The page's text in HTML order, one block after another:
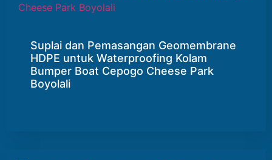
Suplai dan Pemasangan Geomembrane
HDPE untuk Waterproofing Kolam
Bumper Boat Cepogo Cheese Park
Boyolali